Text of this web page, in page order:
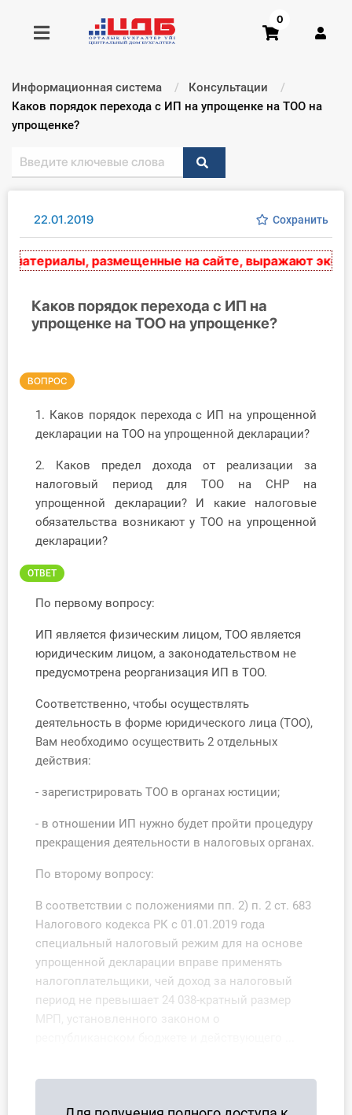
Получить консультацию
Главная ИС
Консультации
Правовая база
Инструменты
Вебинары
Участник ВЭД
Практика ИП
Кадры. Труд. Зарплата.
Учет по отраслям
Юридический помощник
Интернет-магазин
О Системе
Обучение
Тарифы
Тестирование для
бухгалтера
0
Информационная система
Консультации
Текущий:
Каков порядок перехода с ИП на упрощенке на ТОО на
упрощенке?
22.01.2019 Сохранить
размещенные на сайте, выражают
Каков порядок перехода с ИП на
упрощенке на ТОО на упрощенке?
ВОПРОС
1. Каков порядок перехода с ИП на упрощенной
декларации на ТОО на упрощенной декларации?
2. Каков предел дохода от реализации за
налоговый период для ТОО на СНР на
упрощенной декларации? И какие налоговые
обязательства возникают у ТОО на упрощенной
декларации?
ОТВЕТ
По первому вопросу:
ИП является физическим лицом, ТОО является
юридическим лицом, а законодательством не
предусмотрена реорганизация ИП в ТОО.
Соответственно, чтобы осуществлять
деятельность в форме юридического лица (ТОО),
Вам необходимо осуществить 2 отдельных
действия:
- зарегистрировать ТОО в органах юстиции;
- в отношении ИП нужно будет пройти процедуру
прекращения деятельности в налоговых органах.
По второму вопросу:
В соответствии с положениями пп. 2) п. 2 ст. 683
Налогового кодекса РК с 01.01.2019 года
специальный налоговый режим для на основе
упрощенной декларации вправе применять
налогоплательщики, чей доход за налоговый
период не превышает 24 038-кратный размер
МРП, установленного законом о